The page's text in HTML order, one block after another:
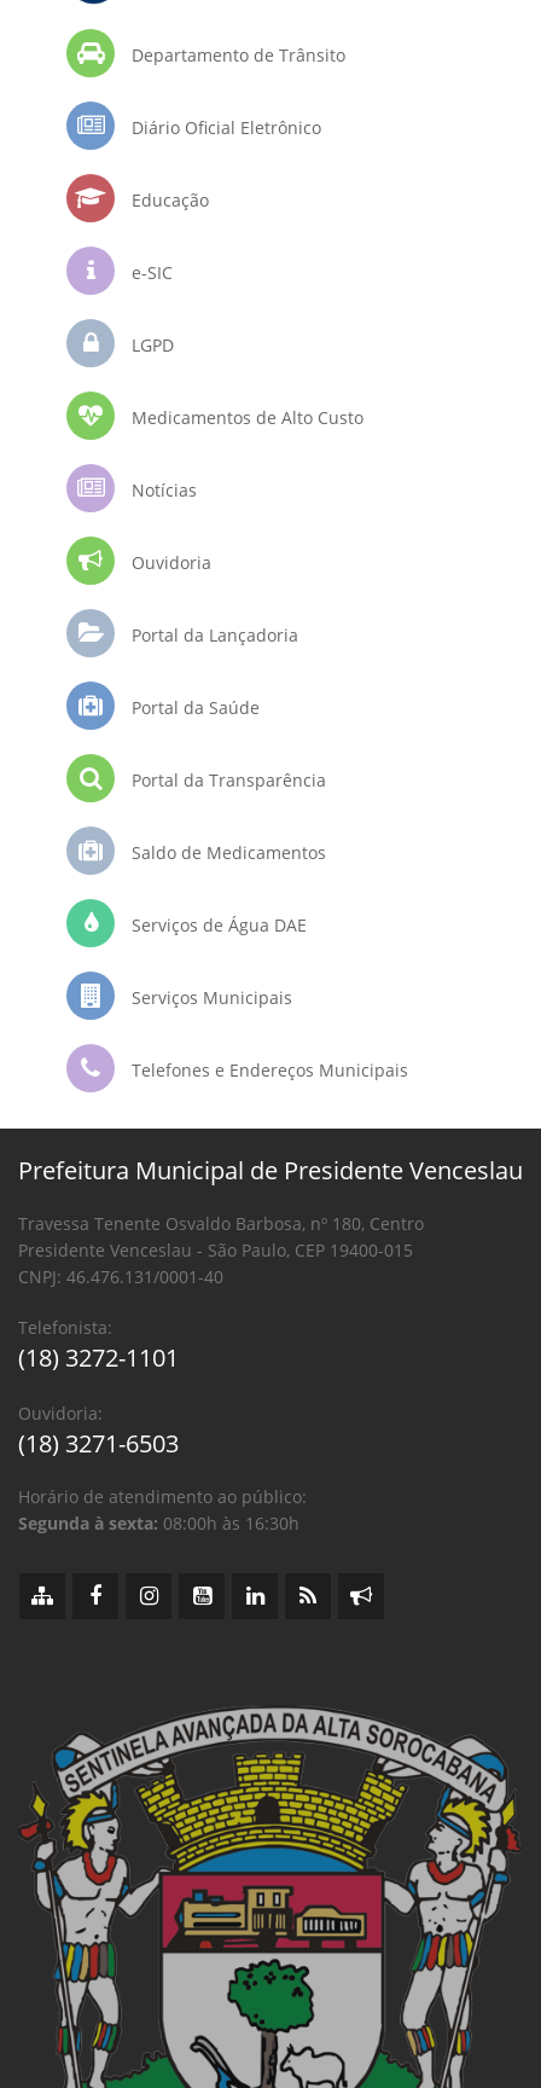
Departamento de Trânsito
Diário Oficial Eletrônico
Educação
e-SIC
LGPD
Medicamentos de Alto Custo
Notícias
Ouvidoria
Portal da Lançadoria
Portal da Saúde
Portal da Transparência
Saldo de Medicamentos
Serviços de Água DAE
Serviços Municipais
Telefones e Endereços Municipais
Prefeitura Municipal de Presidente Venceslau
Travessa Tenente Osvaldo Barbosa, nº 180, Centro
Presidente Venceslau - São Paulo, CEP 19400-015
CNPJ: 46.476.131/0001-40
Telefonista:
(18) 3272-1101
Ouvidoria:
(18) 3271-6503
Horário de atendimento ao público:
Segunda à sexta: 08:00h às 16:30h